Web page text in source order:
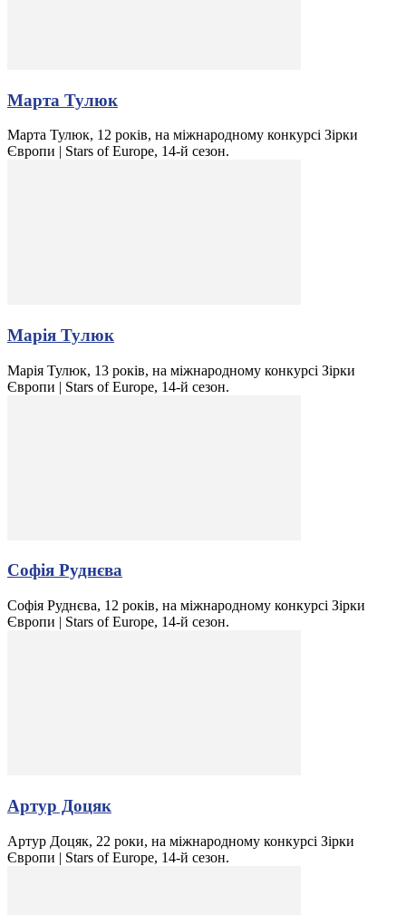
Марта Тулюк
Марта Тулюк, 12 років, на міжнародному конкурсі Зірки
Європи | Stars of Europe, 14-й сезон.
Марія Тулюк
Марія Тулюк, 13 років, на міжнародному конкурсі Зірки
Європи | Stars of Europe, 14-й сезон.
Софія Руднєва
Софія Руднєва, 12 років, на міжнародному конкурсі Зірки
Європи | Stars of Europe, 14-й сезон.
Артур Доцяк
Артур Доцяк, 22 роки, на міжнародному конкурсі Зірки
Європи | Stars of Europe, 14-й сезон.